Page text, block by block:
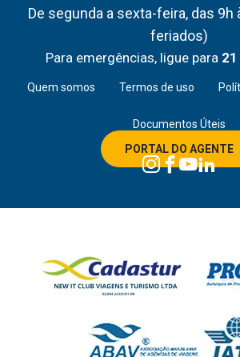
De segunda a sexta-feira, das
feriados)
Para emergências, ligue para
Quem somos Termos de uso
Documentos Úteis
PORTAL DO AGENTE